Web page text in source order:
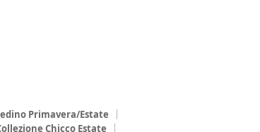
Primavera/Estate
Chicco Estate